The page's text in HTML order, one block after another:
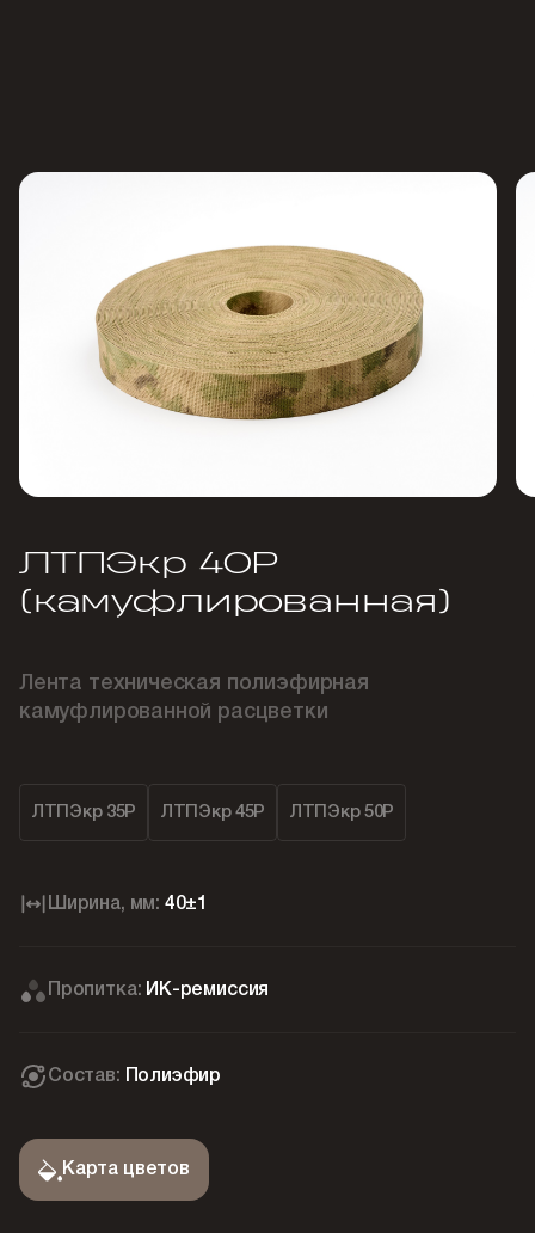
ЛТПЭкр 40Р
(камуфлированная)
Лента техническая полиэфирная
камуфлированной расцветки
ЛТПЭкр 35Р ЛТПЭкр 45Р ЛТПЭкр 50Р
Ширина, мм: 40±1
Пропитка: ИК-ремиссия
Состав: Полиэфир
Карта цветов